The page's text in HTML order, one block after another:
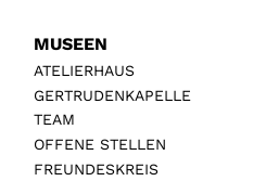
MUSEEN
ATELIERHAUS
GERTRUDENKAPELLE
TEAM
OFFENE STELLEN
FREUNDESKREIS